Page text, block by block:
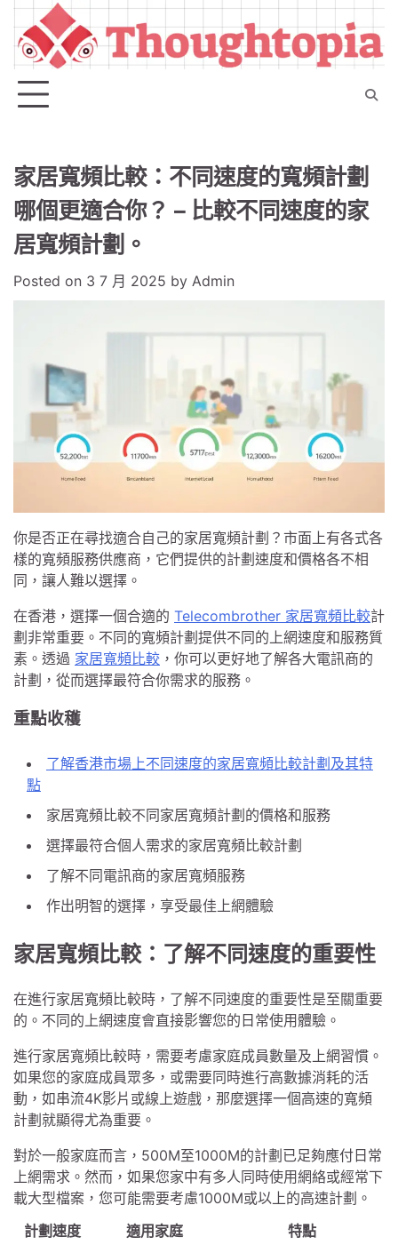
Skip
content
家居寬頻比較：不同速度的寬頻計劃
哪個更適合你？ – 比較不同速度的家
居寬頻計劃。
Posted on 3 7 月 2025 by Admin
你是否正在尋找適合自己的家居寬頻計劃？市面上有各式各
樣的寬頻服務供應商，它們提供的計劃速度和價格各不相
同，讓人難以選擇。
在香港，選擇一個合適的 Telecombrother 家居寬頻比較計
劃非常重要。不同的寬頻計劃提供不同的上網速度和服務質
素。透過 家居寬頻比較 ，你可以更好地了解各大電訊商的
計劃，從而選擇最符合你需求的服務。
重點收穫
了解香港市場上不同速度的家居寬頻比較計劃及其特
點
家居寬頻比較不同家居寬頻計劃的價格和服務
選擇最符合個人需求的家居寬頻比較計劃
了解不同電訊商的家居寬頻服務
作出明智的選擇，享受最佳上網體驗
家居寬頻比較：了解不同速度的重要性
在進行家居寬頻比較時，了解不同速度的重要性是至關重要
的。不同的上網速度會直接影響您的日常使用體驗。
進行家居寬頻比較時，需要考慮家庭成員數量及上網習慣。
如果您的家庭成員眾多，或需要同時進行高數據消耗的活
動，如串流4K影片或線上遊戲，那麼選擇一個高速的寬頻
計劃就顯得尤為重要。
對於一般家庭而言，500M至1000M的計劃已足夠應付日常
上網需求。然而，如果您家中有多人同時使用網絡或經常下
載大型檔案，您可能需要考慮1000M或以上的高速計劃。
計劃速度
適用家庭
特點